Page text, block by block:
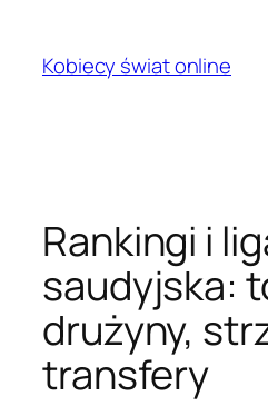
treściKobiecy świat online
Rankingi i
saudyjska:
drużyny,
transfery